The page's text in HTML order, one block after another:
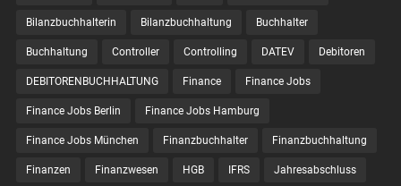
Bilanzbuchhalterin Bilanzbuchhaltung Buchhalter
Buchhaltung Controller Controlling DATEV Debitoren
DEBITORENBUCHHALTUNG Finance Finance Jobs
Finance Jobs Berlin Finance Jobs Hamburg
Finance Jobs München Finanzbuchhalter Finanzbuchhaltung
Finanzen Finanzwesen HGB IFRS Jahresabschluss